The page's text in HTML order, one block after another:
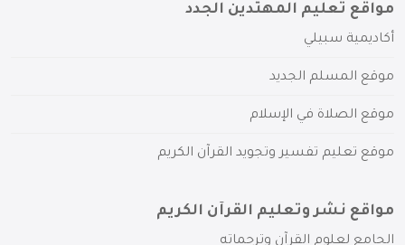
مواقع تعليم المهتدين الجدد
أكاديمية سبيلي
موقع المسلم الجديد
موقع الصلاة في الإسلام
موقع تعليم تفسير وتجويد القرآن الكريم
مواقع نشر وتعليم القرآن الكريم
الجامع لعلوم القرآن وترجماته